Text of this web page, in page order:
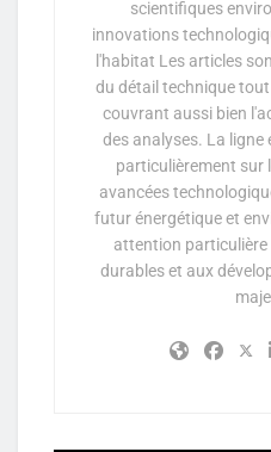
scientifiques
innovations
l'habitat Les articles
du détail technique
couvrant aussi bien
des analyses. La ligne
particulièrement sur
avancées
futur énergétique et
attention
durables et aux